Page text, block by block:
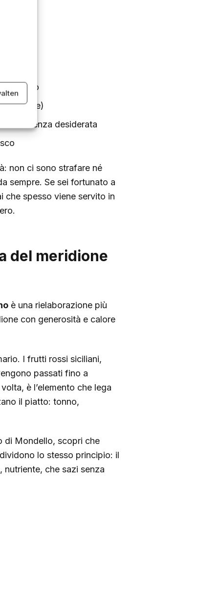
toscano
notte)
desiderata
non ci sono strafare né
sempre. Se sei fortunato a
che spesso viene servito in
del meridione
è una rielaborazione più
con generosità e calore
I frutti rossi siciliani,
passati fino a
è l’elemento che lega
il piatto: tonno,
di Mondello, scopri che
lo stesso principio: il
che sazi senza